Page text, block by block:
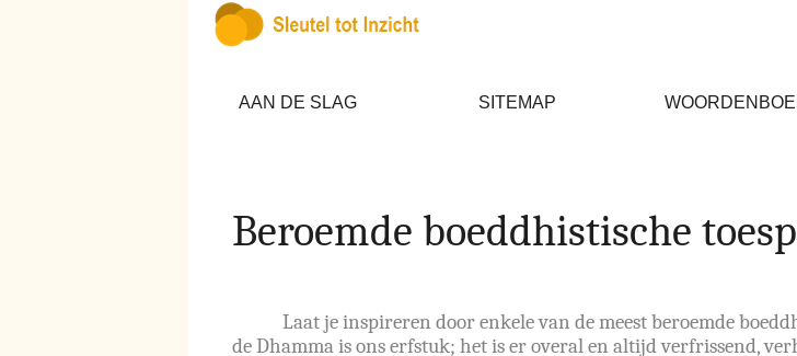
AAN DE SLAG SITEMAP
Beroemde boeddhistische
Laat je inspireren door enkele van de meest beroemde
de Dhamma is ons erfstuk; het is er overal en altijd verfrissend,